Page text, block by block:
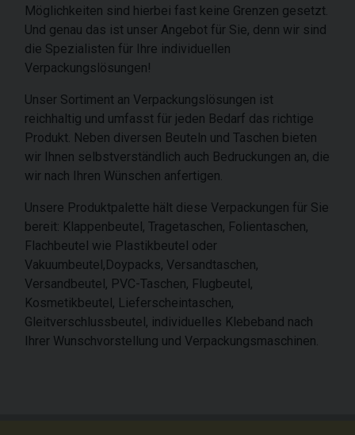
Möglichkeiten sind hierbei fast keine Grenzen gesetzt.
Und genau das ist unser Angebot für Sie, denn wir sind
die Spezialisten für Ihre individuellen
Verpackungslösungen!
Unser Sortiment an Verpackungslösungen ist
reichhaltig und umfasst für jeden Bedarf das richtige
Produkt. Neben diversen Beuteln und Taschen bieten
wir Ihnen selbstverständlich auch Bedruckungen an, die
wir nach Ihren Wünschen anfertigen.
Unsere Produktpalette hält diese Verpackungen für Sie
bereit: Klappenbeutel, Tragetaschen, Folientaschen,
Flachbeutel wie Plastikbeutel oder
Vakuumbeutel,Doypacks, Versandtaschen,
Versandbeutel, PVC-Taschen, Flugbeutel,
Kosmetikbeutel, Lieferscheintaschen,
Gleitverschlussbeutel, individuelles Klebeband nach
Ihrer Wunschvorstellung und Verpackungsmaschinen.